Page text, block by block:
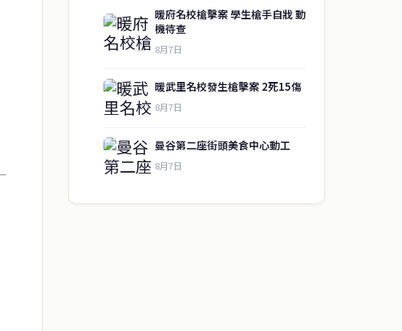
暖府名校槍擊案 學生槍手自戕 動
機待查
8月7日
暖武里名校發生槍擊案 2死15傷
8月7日
曼谷第二座街頭美食中心動工
8月7日